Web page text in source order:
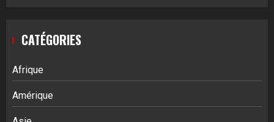
CATÉGORIES
Afrique
Amérique